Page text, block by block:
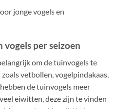
jonge vogels en
per seizoen
om de tuinvogels te
zoals vetbollen, vogelpindakaas,
de tuinvogels meer
eiwitten, deze zijn te vinden